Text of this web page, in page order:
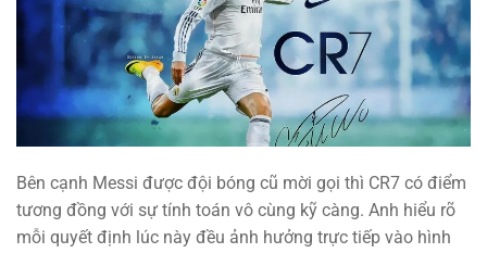
Bên cạnh Messi được đội bóng cũ mời gọi thì CR7 có điểm
tương đồng với sự tính toán vô cùng kỹ càng. Anh hiểu rõ
mỗi quyết định lúc này đều ảnh hưởng trực tiếp vào hình